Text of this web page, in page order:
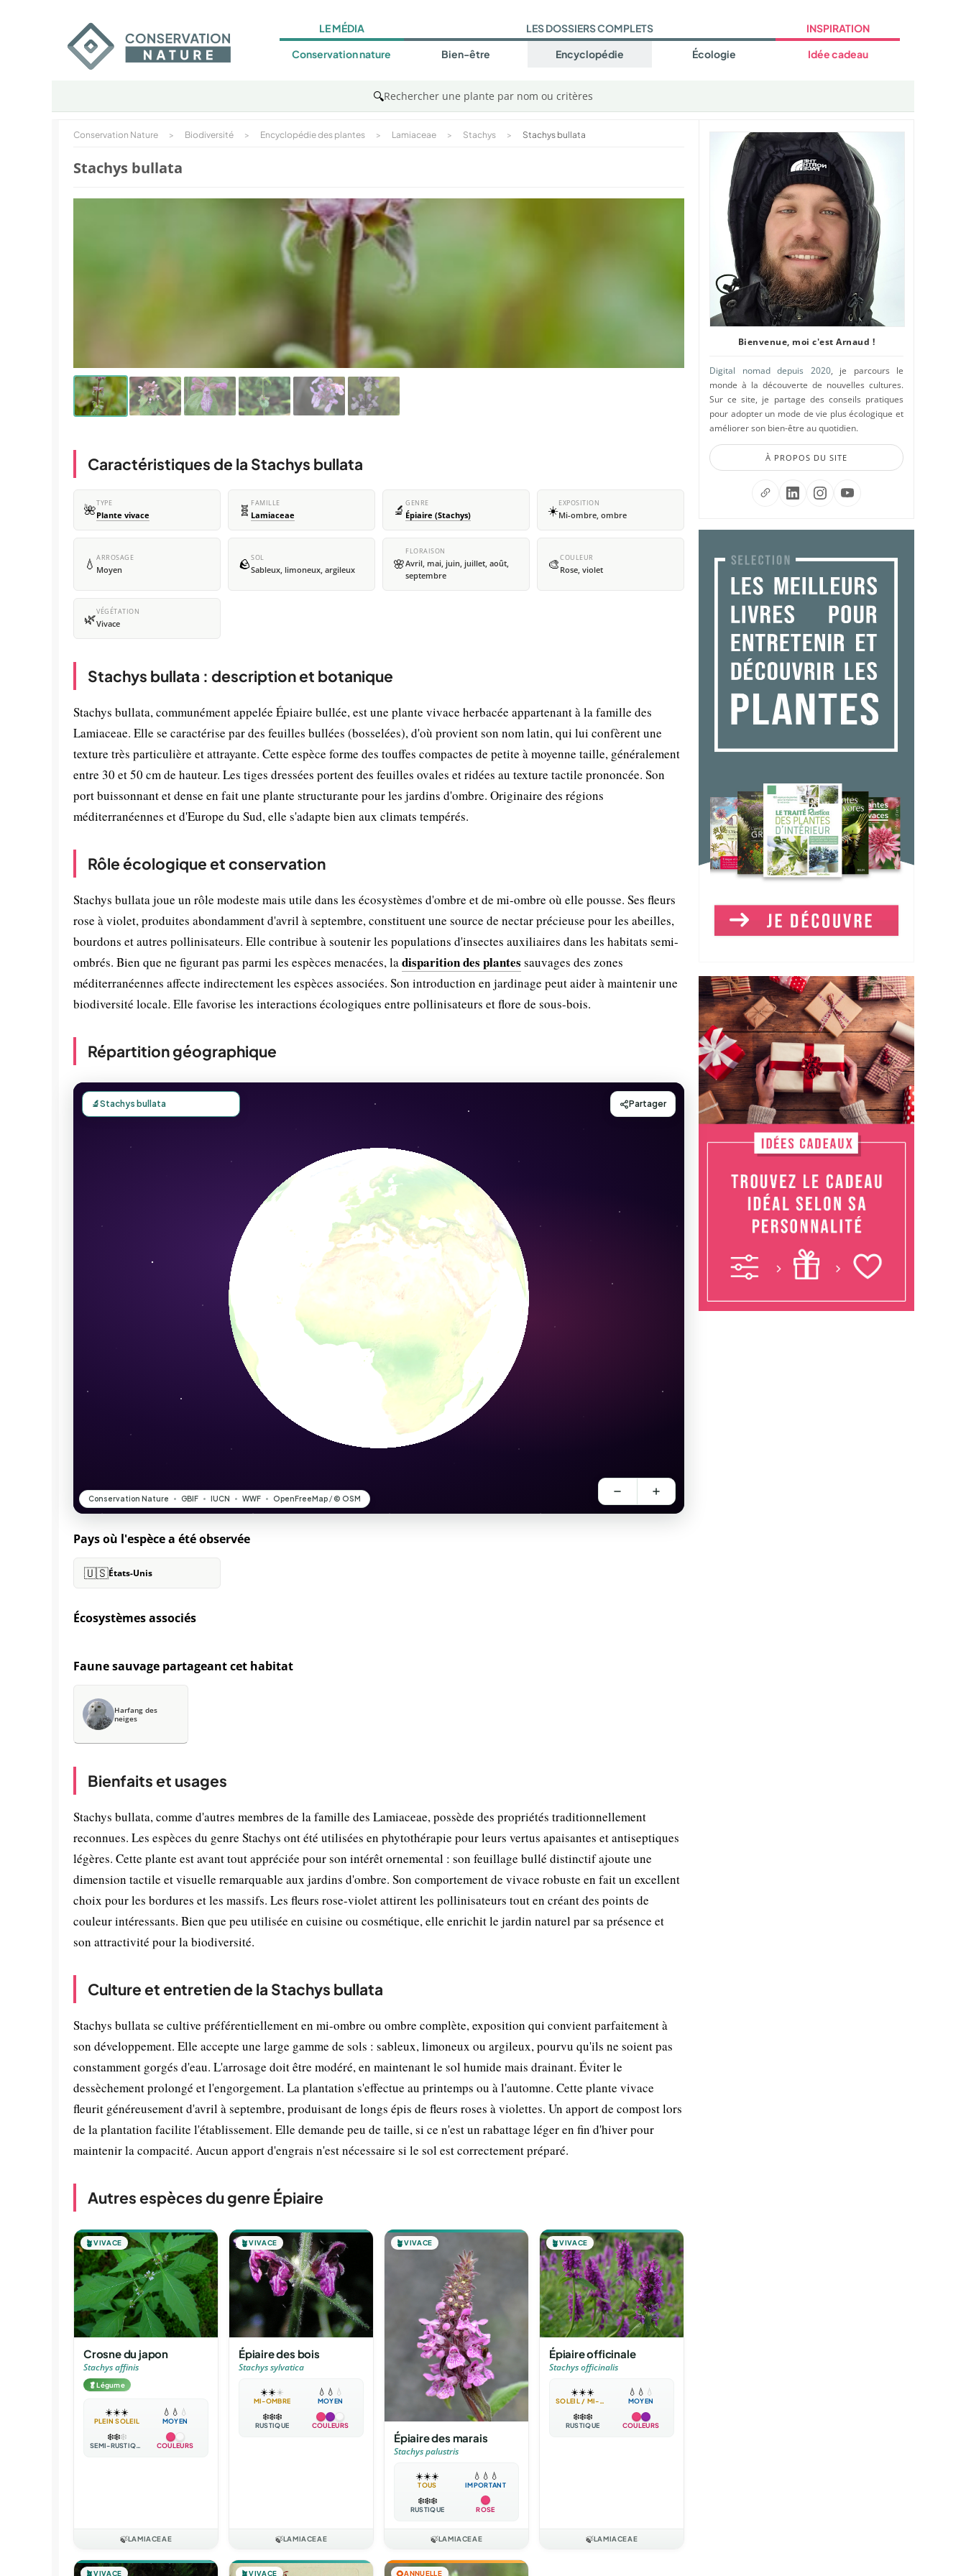
LE MÉDIA
Conservation nature
LES DOSSIERS COMPLETS
Bien-être Encyclopédie Écologie
INSPIRATION
Idée cadeau
🔍Rechercher une plante par nom ou critères
Conservation Nature > Biodiversité > Encyclopédie des plantes > Lamiaceae > Stachys > Stachys bullata
Stachys bullata
Caractéristiques de la Stachys bullata
🌺TYPE
Plante vivace 🧬 FAMILLE
Lamiaceae 🔬 GENRE
Épiaire (Stachys) ☀️EXPOSITION
Mi-ombre, ombre
💧 ARROSAGE
Moyen 🪨SOL
Sableux, limoneux, argileux 🌸
FLORAISON
Avril, mai, juin, juillet, août,
septembre
🎨COULEUR
Rose, violet
🌿VÉGÉTATION
Vivace
Stachys bullata : description et botanique
Stachys bullata, communément appelée Épiaire bullée, est une plante vivace herbacée appartenant à la famille des
Lamiaceae. Elle se caractérise par des feuilles bullées (bosselées), d'où provient son nom latin, qui lui confèrent une
texture très particulière et attrayante. Cette espèce forme des touffes compactes de petite à moyenne taille, généralement
entre 30 et 50 cm de hauteur. Les tiges dressées portent des feuilles ovales et ridées au texture tactile prononcée. Son
port buissonnant et dense en fait une plante structurante pour les jardins d'ombre. Originaire des régions
méditerranéennes et d'Europe du Sud, elle s'adapte bien aux climats tempérés.
Rôle écologique et conservation
Stachys bullata joue un rôle modeste mais utile dans les écosystèmes d'ombre et de mi-ombre où elle pousse. Ses fleurs
rose à violet, produites abondamment d'avril à septembre, constituent une source de nectar précieuse pour les abeilles,
bourdons et autres pollinisateurs. Elle contribue à soutenir les populations d'insectes auxiliaires dans les habitats semi-
ombrés. Bien que ne figurant pas parmi les espèces menacées, ladisparition des plantes sauvages des zones
méditerranéennes affecte indirectement les espèces associées. Son introduction en jardinage peut aider à maintenir une
biodiversité locale. Elle favorise les interactions écologiques entre pollinisateurs et flore de sous-bois.
Répartition géographique
Pays où l'espèce a été observée
🇺🇸États-Unis
Écosystèmes associés
Faune sauvage partageant cet habitat
Harfang des
neiges
Bienfaits et usages
Stachys bullata, comme d'autres membres de la famille des Lamiaceae, possède des propriétés traditionnellement
reconnues. Les espèces du genre Stachys ont été utilisées en phytothérapie pour leurs vertus apaisantes et antiseptiques
légères. Cette plante est avant tout appréciée pour son intérêt ornemental : son feuillage bullé distinctif ajoute une
dimension tactile et visuelle remarquable aux jardins d'ombre. Son comportement de vivace robuste en fait un excellent
choix pour les bordures et les massifs. Les fleurs rose-violet attirent les pollinisateurs tout en créant des points de
couleur intéressants. Bien que peu utilisée en cuisine ou cosmétique, elle enrichit le jardin naturel par sa présence et
son attractivité pour la biodiversité.
Culture et entretien de la Stachys bullata
Stachys bullata se cultive préférentiellement en mi-ombre ou ombre complète, exposition qui convient parfaitement à
son développement. Elle accepte une large gamme de sols : sableux, limoneux ou argileux, pourvu qu'ils ne soient pas
constamment gorgés d'eau. L'arrosage doit être modéré, en maintenant le sol humide mais drainant. Éviter le
dessèchement prolongé et l'engorgement. La plantation s'effectue au printemps ou à l'automne. Cette plante vivace
fleurit généreusement d'avril à septembre, produisant de longs épis de fleurs roses à violettes. Un apport de compost lors
de la plantation facilite l'établissement. Elle demande peu de taille, si ce n'est un rabattage léger en fin d'hiver pour
maintenir la compacité. Aucun apport d'engrais n'est nécessaire si le sol est correctement préparé.
Autres espèces du genre Épiaire
🪴VIVACE
Crosne du japon
Stachys affinis
🥬Légume
☀️☀️☀️
PLEIN SOLEIL
💧 💧 💧
MOYEN
❄️❄️❄️
SEMI-RUSTIQUE COULEURS
🍃LAMIACEAE
🪴VIVACE
Épiaire des bois
Stachys sylvatica
☀️☀️☀️
MI-OMBRE
💧 💧 💧
MOYEN
❄️❄️❄️
RUSTIQUE COULEURS
🍃LAMIACEAE
🪴VIVACE
Épiaire des marais
Stachys palustris
☀️☀️☀️
TOUS
💧 💧 💧
IMPORTANT
❄️❄️❄️
RUSTIQUE ROSE
🍃LAMIACEAE
🪴VIVACE
Épiaire officinale
Stachys officinalis
☀️☀️☀️
SOLEIL / MI-OMBRE
💧 💧 💧
MOYEN
❄️❄️❄️
RUSTIQUE COULEURS
🍃LAMIACEAE
🪴VIVACE 🪴VIVACE 🌻ANNUELLE
Bienvenue, moi c'est Arnaud !
Digital nomad depuis 2020, je parcours le
monde à la découverte de nouvelles cultures.
Sur ce site, je partage des conseils pratiques
pour adopter un mode de vie plus écologique et
améliorer son bien-être au quotidien.
À PROPOS DU SITE